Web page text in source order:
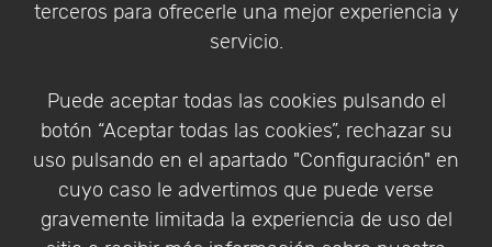
terceros para ofrecerle una mejor experiencia y
servicio.
Puede aceptar todas las cookies pulsando el
botón “Aceptar todas las cookies”, rechazar su
uso pulsando en el apartado "Configuración" en
cuyo caso le advertimos que puede verse
gravemente limitada la experiencia de uso del
Condiciones de compra
Identificarse
Empresa|Aviso Legal| Política de Privacidad |